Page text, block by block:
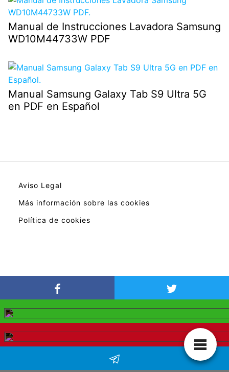
Manual de Instrucciones Lavadora Samsung
WD10M44733W PDF
Manual Samsung Galaxy Tab S9 Ultra 5G
en PDF en Español
Aviso Legal
Más información sobre las cookies
Política de cookies
En calidad de Afiliado de Amazon, obtengo
ingresos por las compras adscritas que cumplen
los requisitos aplicable.
Web de manuales de instrucciones en PDF